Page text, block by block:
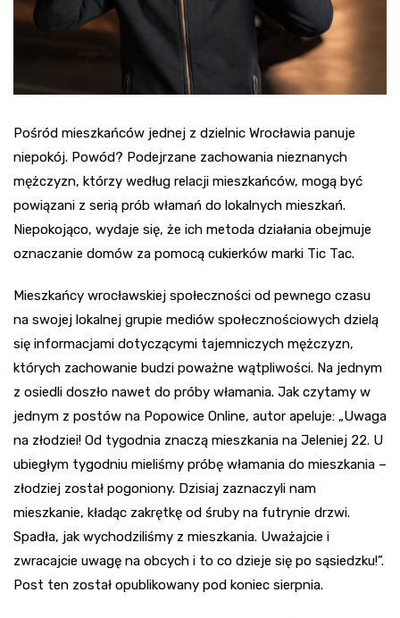
Pośród mieszkańców jednej z dzielnic Wrocławia panuje
niepokój. Powód? Podejrzane zachowania nieznanych
mężczyzn, którzy według relacji mieszkańców, mogą być
powiązani z serią prób włamań do lokalnych mieszkań.
Niepokojąco, wydaje się, że ich metoda działania obejmuje
oznaczanie domów za pomocą cukierków marki Tic Tac.
Mieszkańcy wrocławskiej społeczności od pewnego czasu
na swojej lokalnej grupie mediów społecznościowych dzielą
się informacjami dotyczącymi tajemniczych mężczyzn,
których zachowanie budzi poważne wątpliwości. Na jednym
z osiedli doszło nawet do próby włamania. Jak czytamy w
jednym z postów na Popowice Online, autor apeluje: „Uwaga
na złodziei! Od tygodnia znaczą mieszkania na Jeleniej 22. U
ubiegłym tygodniu mieliśmy próbę włamania do mieszkania –
złodziej został pogoniony. Dzisiaj zaznaczyli nam
mieszkanie, kładąc zakrętkę od śruby na futrynie drzwi.
Spadła, jak wychodziliśmy z mieszkania. Uważajcie i
zwracajcie uwagę na obcych i to co dzieje się po sąsiedzku!”.
Post ten został opublikowany pod koniec sierpnia.